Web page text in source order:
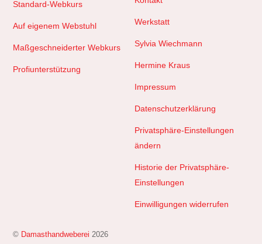
Standard-Webkurs
Auf eigenem Webstuhl
Maßgeschneiderter Webkurs
Profiunterstützung
Werkstatt
Sylvia Wiechmann
Hermine Kraus
Impressum
Datenschutzerklärung
Privatsphäre-Einstellungen
ändern
Historie der Privatsphäre-
Einstellungen
Einwilligungen widerrufen
© Damasthandweberei 2026